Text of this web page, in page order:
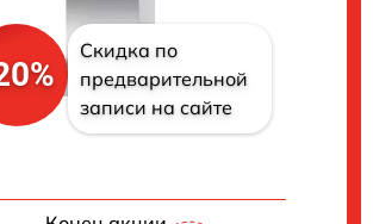
Скидка по
предварительной
записи на сайте